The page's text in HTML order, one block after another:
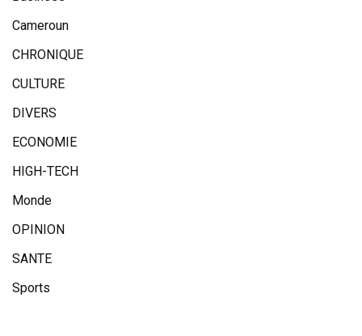
Cameroun
CHRONIQUE
CULTURE
DIVERS
ECONOMIE
HIGH-TECH
Monde
OPINION
SANTE
Sports